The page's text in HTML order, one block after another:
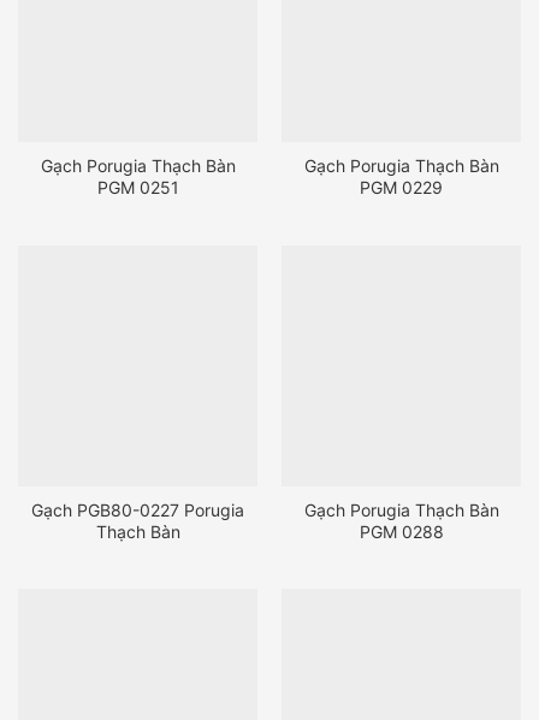
Gạch Porugia Thạch Bàn
PGM 0251
Gạch Porugia Thạch Bàn
PGM 0229
Gạch PGB80-0227 Porugia
Thạch Bàn
Gạch Porugia Thạch Bàn
PGM 0288